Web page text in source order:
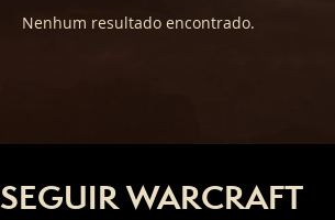
Nenhum resultado encontrado.
SEGUIR WARCRAFT